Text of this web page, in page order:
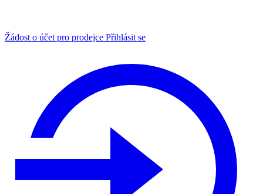
Žádost o účet pro prodejce Přihlásit se